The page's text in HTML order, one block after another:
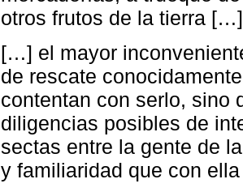
otros frutos de la tierra
[…] el mayor
de rescate
contentan con serlo, sino
diligencias posibles de
sectas entre la gente de
y familiaridad que con